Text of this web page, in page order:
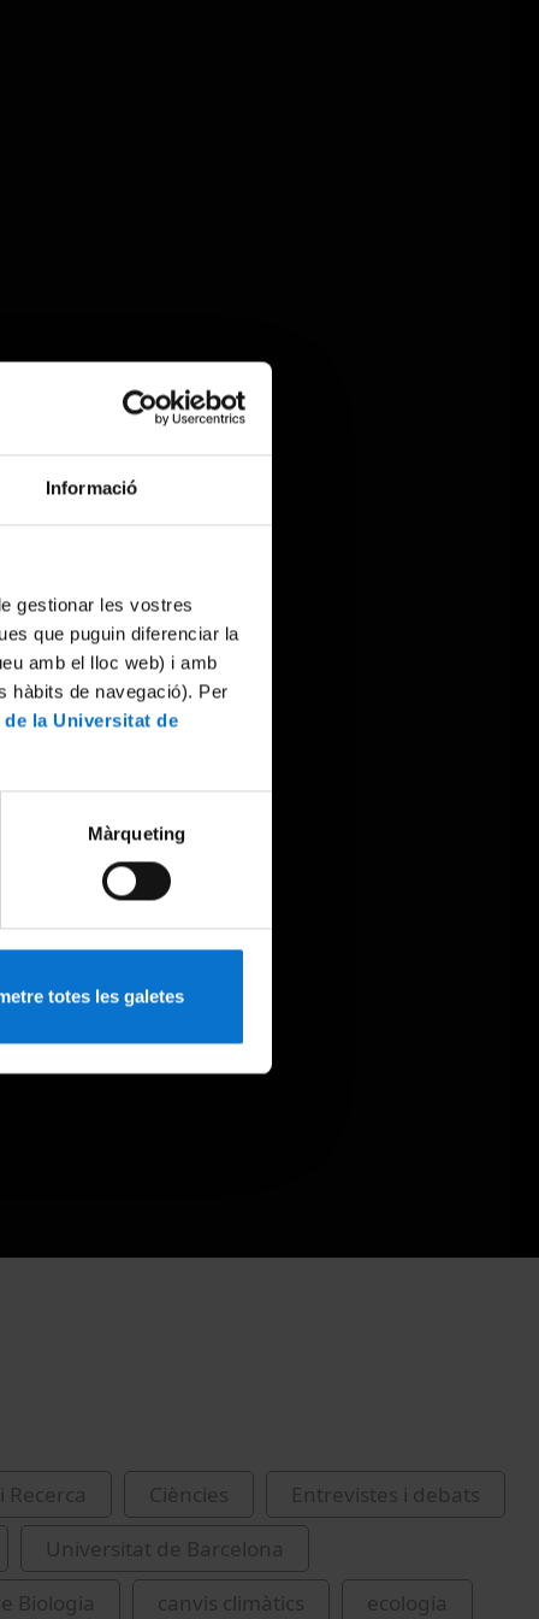
Informació
gestionar les vostres
que puguin diferenciar la
amb el lloc web) i amb
hàbits de navegació). Per
la Universitat de
Màrqueting
totes les galetes
Recerca Ciències
Entrevistes i debats
Universitat de Barcelona
Biologia
canvis climàtics ecologia